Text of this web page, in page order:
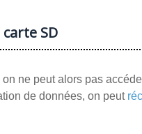
SD
ne peut alors pas
de données, on peut